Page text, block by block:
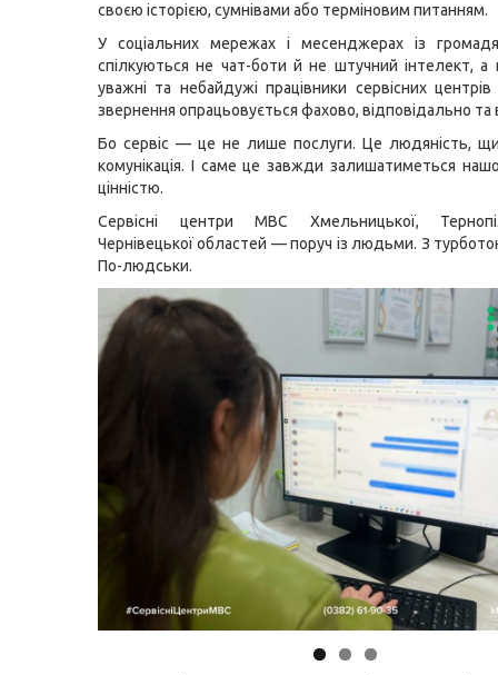
своєю історією, сумнівами або терміновим питанням.
У соціальних мережах і месенджерах із
спілкуються не чат-боти й не штучний інтелект, а
уважні та небайдужі працівники сервісних
звернення опрацьовується фахово, відповідально та
Бо сервіс — це не лише послуги. Це людяність,
комунікація. І саме це завжди залишатиметься
цінністю.
Сервісні центри МВС Хмельницької,
Чернівецької областей — поруч із людьми. З
По-людськи.